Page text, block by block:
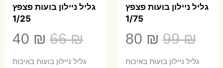
גליל ניילון בועות פצפץ
1/75
99₪
המחיר
המקורי
80 ₪
הנוכחיגליל ניילון בועות באיכות
גליל ניילון בועות פצפץ
1/25
66₪
המחיר
המקורי
40 ₪
גליל ניילון בועות באיכות